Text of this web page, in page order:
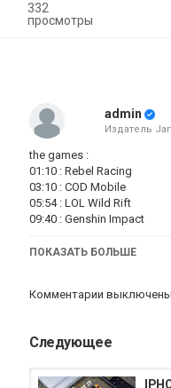
332
просмотры
admin
Издатель
the games :
01:10 : Rebel Racing
03:10 : COD Mobile
05:54 : LOL Wild Rift
09:40 : Genshin Impact
Категория
ПОКАЗАТЬ БОЛЬШЕ
Комментарии выключены
Следующее